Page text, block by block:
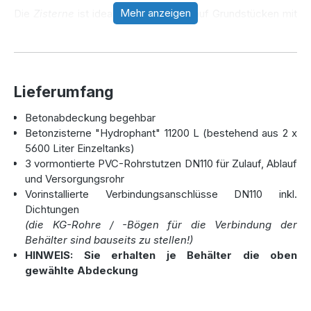
ist ideal für den Einsatz auf Grundstücken mit
hohem Wasserbedarf und kann selbst bei schwierigen
Hersteller eine 30-jährige Garantie auf die Zisterne – ein
Ausstattung und Zubehör für
individuelle Ansprüche
Die Hydrophant 11.200 Liter wird standardmäßig mit drei
PVC-Rohrstutzen (DN110) für Zulauf, Ablauf und ein
Versorgungsrohr geliefert. Die beiden Tanks sind mit
Betonabdeckungen ausgestattet, die begehbar sind. Für
spezielle Anforderungen stehen auch Abdeckungen zur
Mehr anzeigen
Lieferumfang
Betonabdeckung begehbar
Betonzisterne "Hydrophant" 11200 L (bestehend aus 2 x
5600 Liter Einzeltanks)
3 vormontierte PVC-Rohrstutzen DN110 für Zulauf, Ablauf
und Versorgungsrohr
Vorinstallierte Verbindungsanschlüsse DN110 inkl.
Dichtungen
(die KG-Rohre / -Bögen für die Verbindung der
Behälter sind bauseits zu stellen!)
HINWEIS: Sie erhalten je Behälter die oben
gewählte Abdeckung